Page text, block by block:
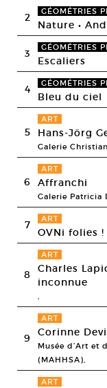
2 GÉOMÉTRIES
Nature •
3 GÉOMÉTRIES
Escaliers
4 GÉOMÉTRIES
Bleu du ciel
5
ART
Hans-Jörg
Galerie
6
ART
Affranchi
Galerie Patricia
7 ART
OVNi folies
8
ART
Charles
inconnue
,
9
ART
Corinne
Musée d’Art et
(MAHHSA),
ART